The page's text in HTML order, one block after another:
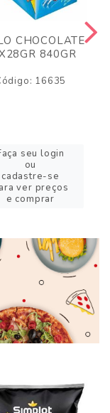
CHOCOLATE
840GR
16635
seu login
ou
cadastre-se
ver preços
e comprar